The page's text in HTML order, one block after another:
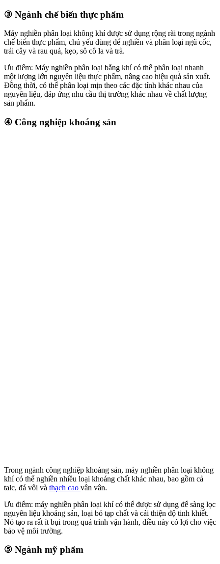
③ Ngành chế biến thực phẩm
Máy nghiền phân loại không khí được sử dụng rộng rãi trong ngành
chế biến thực phẩm, chủ yếu dùng để nghiền và phân loại ngũ cốc,
trái cây và rau quả, kẹo, sô cô la và trà.
Ưu điểm: Máy nghiền phân loại bằng khí có thể phân loại nhanh
một lượng lớn nguyên liệu thực phẩm, nâng cao hiệu quả sản xuất.
Đồng thời, có thể phân loại mịn theo các đặc tính khác nhau của
nguyên liệu, đáp ứng nhu cầu thị trường khác nhau về chất lượng
sản phẩm.
④ Công nghiệp khoáng sản
Trong ngành công nghiệp khoáng sản, máy nghiền phân loại không
khí có thể nghiền nhiều loại khoáng chất khác nhau, bao gồm cả
talc, đá vôi và thạch cao vân vân.
Ưu điểm: máy nghiền phân loại khí có thể được sử dụng để sàng lọc
nguyên liệu khoáng sản, loại bỏ tạp chất và cải thiện độ tinh khiết.
Nó tạo ra rất ít bụi trong quá trình vận hành, điều này có lợi cho việc
bảo vệ môi trường.
⑤ Ngành mỹ phẩm